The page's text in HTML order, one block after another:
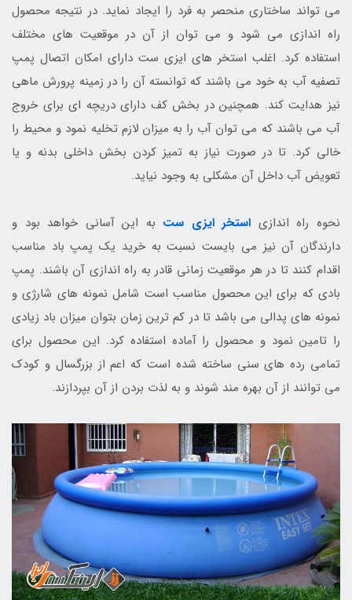
می تواند ساختاری منحصر به فرد را ایجاد نماید. در نتیجه محصول
راه اندازی می شود و می توان از آن در موقعیت های مختلف
استفاده کرد. اغلب استخر های ایزی ست دارای امکان اتصال پمپ
تصفیه آب به خود می باشند که توانسته آن را در زمینه پرورش ماهی
نیز هدایت کند. همچنین در بخش کف دارای دریچه ای برای خروج
آب می باشند که می توان آب را به میزان لازم تخلیه نمود و محیط را
خالی کرد. تا در صورت نیاز به تمیز کردن بخش داخلی بدنه و یا
تعویض آب داخل آن مشکلی به وجود نیاید.
نحوه راه اندازی استخر ایزی ست به این آسانی خواهد بود و
دارندگان آن نیز می بایست نسبت به خرید یک پمپ باد مناسب
اقدام کنند تا در هر موقعیت زمانی قادر به راه اندازی آن باشند. پمپ
بادی که برای این محصول مناسب است شامل نمونه های شارژی و
نمونه های پدالی می باشد تا در کم ترین زمان بتوان میزان باد زیادی
را تامین نمود و محصول را آماده استفاده کرد. این محصول برای
تمامی رده های سنی ساخته شده است که اعم از بزرگسال و کودک
می توانند از آن بهره مند شوند و به لذت بردن از آن بپردازند.